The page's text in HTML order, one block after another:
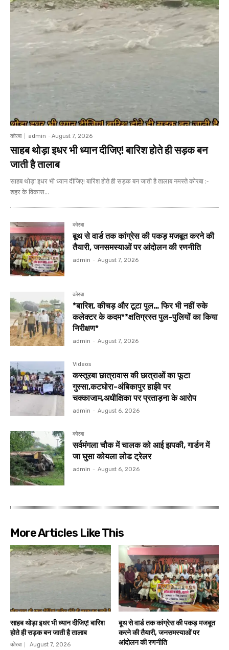
कोरबा admin - August 7, 2026
साहब थोड़ा इधर भी ध्यान दीजिए! बारिश होते ही सड़क बन
जाती है तालाब
साहब थोड़ा इधर भी ध्यान दीजिए! बारिश होते ही सड़क बन जाती है तालाब नमस्ते कोरबा :-
शहर के विकास...
कोरबा
बूथ से वार्ड तक कांग्रेस की पकड़ मजबूत करने की
तैयारी, जनसमस्याओं पर आंदोलन की रणनीति
admin - August 7, 2026
कोरबा
*बारिश, कीचड़ और टूटा पुल… फिर भी नहीं रुके
कलेक्टर के कदम**क्षतिग्रस्त पुल-पुलियों का किया
निरीक्षण*
admin - August 7, 2026
Videos
कस्तूरबा छात्रावास की छात्राओं का फूटा
गुस्सा,कटघोरा-अंबिकापुर हाईवे पर
चक्काजाम,अधीक्षिका पर प्रताड़ना के आरोप
admin - August 6, 2026
कोरबा
सर्वमंगला चौक में चालक को आई झपकी, गार्डन में
जा घुसा कोयला लोड ट्रेलर
admin - August 6, 2026
More Articles Like This
साहब थोड़ा इधर भी ध्यान दीजिए! बारिश
होते ही सड़क बन जाती है तालाब
कोरबा August 7, 2026
बूथ से वार्ड तक कांग्रेस की पकड़ मजबूत
करने की तैयारी, जनसमस्याओं पर
आंदोलन की रणनीति